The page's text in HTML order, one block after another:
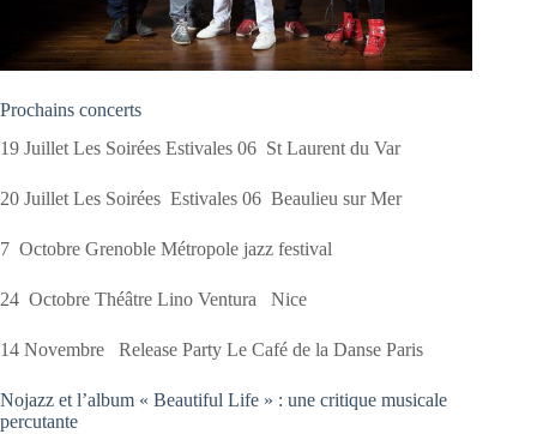
Prochains concerts
19 Juillet Les Soirées Estivales 06 St Laurent du Var
20 Juillet Les Soirées Estivales 06 Beaulieu sur Mer
7 Octobre Grenoble Métropole jazz festival
24 Octobre Théâtre Lino Ventura Nice
14 Novembre Release Party Le Café de la Danse Paris
Nojazz et l’album « Beautiful Life » : une critique musicale
percutante